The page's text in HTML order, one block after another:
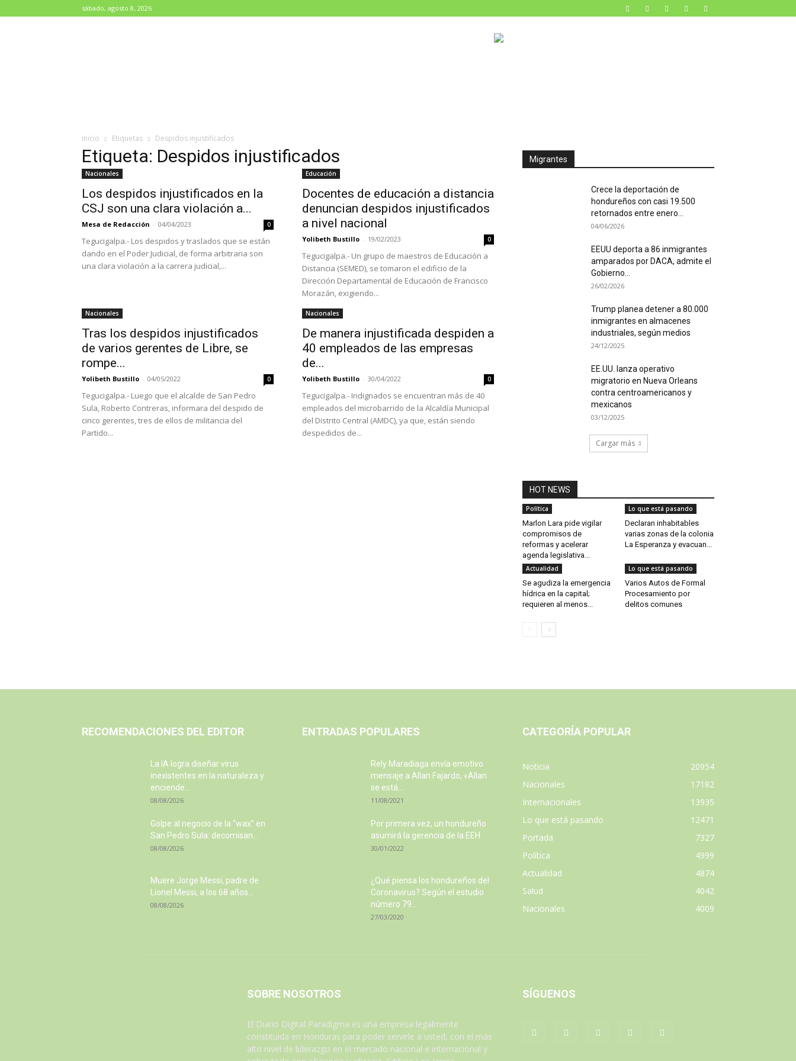
sábado, agosto 8, 2026
Inicio Etiquetas Despidos injustificados
Etiqueta: Despidos injustificados
Nacionales
Los despidos injustificados en la
CSJ son una clara violación a...
Mesa de Redacción - 04/04/2023 0
Tegucigalpa.- Los despidos y traslados que se están
dando en el Poder Judicial, de forma arbitraria son
una clara violación a la carrera judicial,...
Educación
Docentes de educación a distancia
denuncian despidos injustificados
a nivel nacional
Yolibeth Bustillo - 19/02/2023 0
Tegucigalpa.- Un grupo de maestros de Educación a
Distancia (SEMED), se tomaron el edificio de la
Dirección Departamental de Educación de Francisco
Morazán, exigiendo...
Nacionales
Tras los despidos injustificados
de varios gerentes de Libre, se
rompe...
Yolibeth Bustillo - 04/05/2022 0
Tegucigalpa.- Luego que el alcalde de San Pedro
Sula, Roberto Contreras, informara del despido de
cinco gerentes, tres de ellos de militancia del
Partido...
Nacionales
De manera injustificada despiden a
40 empleados de las empresas
de...
Yolibeth Bustillo - 30/04/2022 0
Tegucigalpa.- Indignados se encuentran más de 40
empleados del microbarrido de la Alcaldía Municipal
del Distrito Central (AMDC), ya que, están siendo
despedidos de...
Migrantes
Crece la deportación de
hondureños con casi 19.500
retornados entre enero...
04/06/2026
EEUU deporta a 86 inmigrantes
amparados por DACA, admite el
Gobierno...
26/02/2026
Trump planea detener a 80.000
inmigrantes en almacenes
industriales, según medios
24/12/2025
EE.UU. lanza operativo
migratorio en Nueva Orleans
contra centroamericanos y
mexicanos
03/12/2025
Cargar más
HOT NEWS
Política
Marlon Lara pide vigilar
compromisos de
reformas y acelerar
agenda legislativa...
Lo que está pasando
Declaran inhabitables
varias zonas de la colonia
La Esperanza y evacuan...
Actualidad
Se agudiza la emergencia
hídrica en la capital;
requieren al menos...
Lo que está pasando
Varios Autos de Formal
Procesamiento por
delitos comunes
RECOMENDACIONES DEL EDITOR
La IA logra diseñar virus
inexistentes en la naturaleza y
enciende...
08/08/2026
Golpe al negocio de la “wax” en
San Pedro Sula: decomisan...
08/08/2026
Muere Jorge Messi, padre de
Lionel Messi, a los 68 años...
08/08/2026
ENTRADAS POPULARES
Rely Maradiaga envía emotivo
mensaje a Allan Fajardo, «Allan
se está...
11/08/2021
Por primera vez, un hondureño
asumirá la gerencia de la EEH
30/01/2022
¿Qué piensa los hondureños del
Coronavirus? Según el estudio
número 79...
27/03/2020
CATEGORÍA POPULAR
Noticia
20954
Nacionales
17182
Internacionales
13935
Lo que está pasando
12471
Portada
7327
Política
4999
Actualidad
4874
Salud
4042
Nacionales
4009
SOBRE NOSOTROS
El Diario Digital Paradigma es una empresa legalmente
constituida en Honduras para poder servirle a usted, con el más
alto nivel de liderazgo en el mercado nacional e internacional y
SÍGUENOS